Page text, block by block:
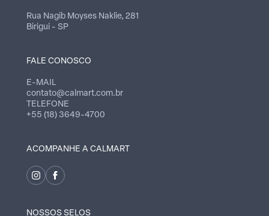
Rua Nagib Moyses Naklie, 281
Birigui - SP
FALE CONOSCO
E-MAIL
contato@calmart.com.br
TELEFONE
+55 (18) 3649-4700
ACOMPANHE A CALMART
NOSSOS SELOS